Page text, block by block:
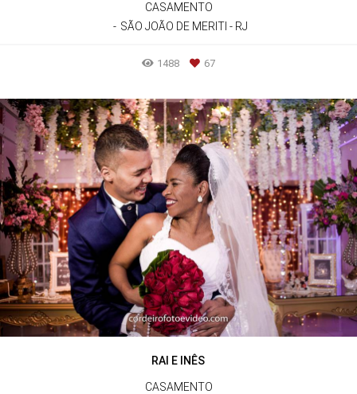
CASAMENTO
SÃO JOÃO DE MERITI - RJ
1488 67
RAI E INÊS
CASAMENTO